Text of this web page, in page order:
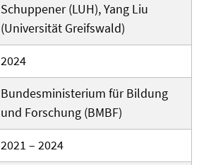
Schuppener (LUH), Yang Liu
(Universität Greifswald)
2024
Bundesministerium für Bildung
und Forschung (BMBF)
2021 – 2024